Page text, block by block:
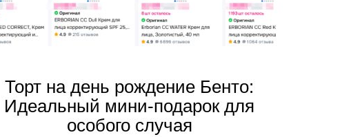
Торт на день рождение Бенто:
Идеальный мини-подарок для
особого случая